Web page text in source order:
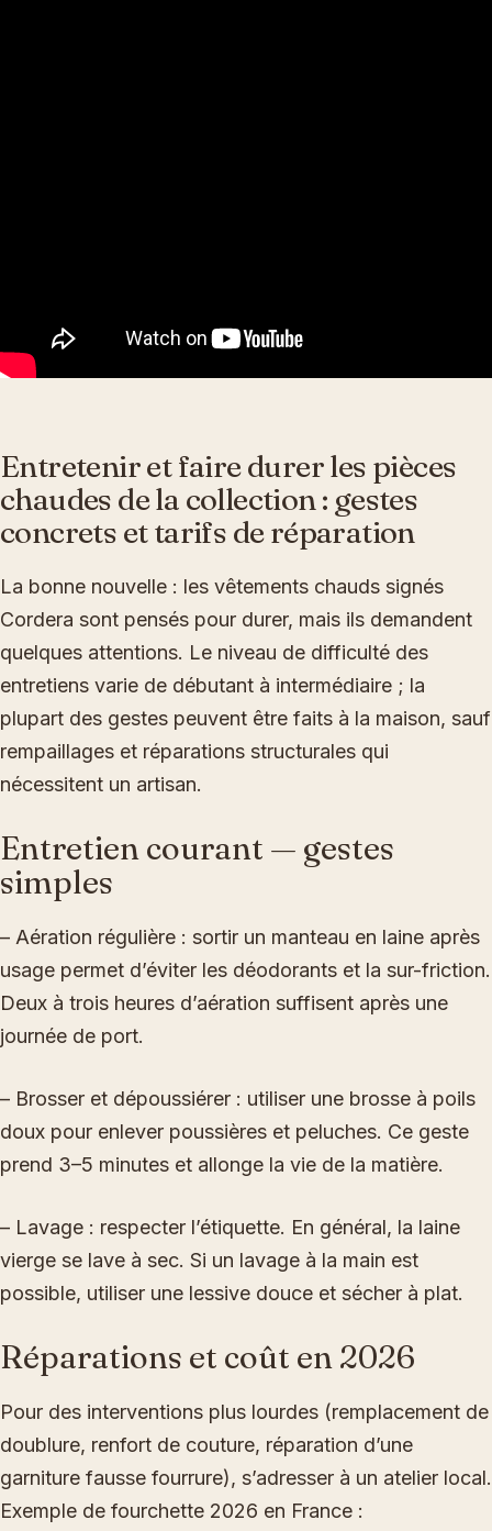
Entretenir et faire durer les pièces
chaudes de la collection : gestes
concrets et tarifs de réparation
La bonne nouvelle : les vêtements chauds signés
Cordera sont pensés pour durer, mais ils demandent
quelques attentions. Le niveau de difficulté des
entretiens varie de débutant à intermédiaire ; la
plupart des gestes peuvent être faits à la maison, sauf
rempaillages et réparations structurales qui
nécessitent un artisan.
Entretien courant — gestes
simples
– Aération régulière : sortir un manteau en laine après
usage permet d’éviter les déodorants et la sur-friction.
Deux à trois heures d’aération suffisent après une
journée de port.
– Brosser et dépoussiérer : utiliser une brosse à poils
doux pour enlever poussières et peluches. Ce geste
prend 3–5 minutes et allonge la vie de la matière.
– Lavage : respecter l’étiquette. En général, la laine
vierge se lave à sec. Si un lavage à la main est
possible, utiliser une lessive douce et sécher à plat.
Réparations et coût en 2026
Pour des interventions plus lourdes (remplacement de
doublure, renfort de couture, réparation d’une
garniture fausse fourrure), s’adresser à un atelier local.
Exemple de fourchette 2026 en France :